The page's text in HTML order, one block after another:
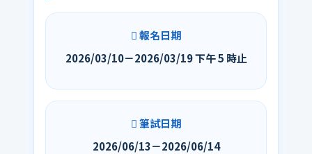
報名日期
2026/03/10－2026/03/19 下午 5 時止
筆試日期
2026/06/13－2026/06/14